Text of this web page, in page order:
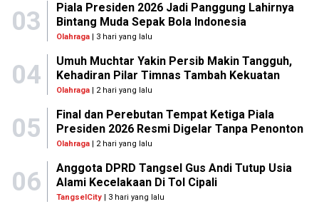
03
Piala Presiden 2026 Jadi Panggung Lahirnya
Bintang Muda Sepak Bola Indonesia
Olahraga| 3 hari yang lalu
04
Umuh Muchtar Yakin Persib Makin Tangguh,
Kehadiran Pilar Timnas Tambah Kekuatan
Olahraga| 2 hari yang lalu
05
Final dan Perebutan Tempat Ketiga Piala
Presiden 2026 Resmi Digelar Tanpa Penonton
Olahraga| 2 hari yang lalu
06
Anggota DPRD Tangsel Gus Andi Tutup Usia
Alami Kecelakaan Di Tol Cipali
TangselCity| 3 hari yang lalu